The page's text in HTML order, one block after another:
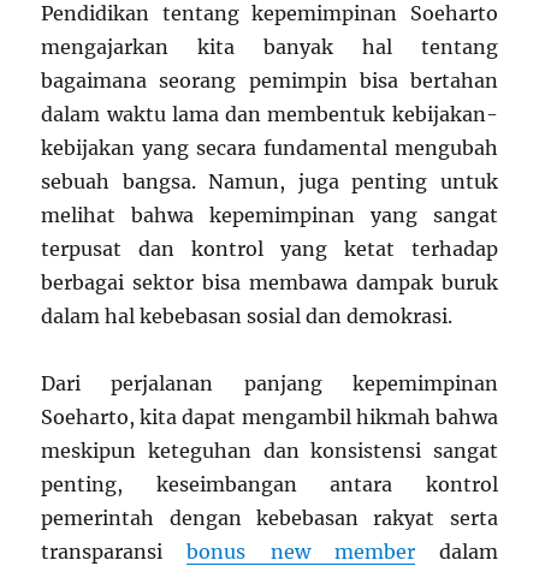
Pendidikan tentang kepemimpinan Soeharto
mengajarkan kita banyak hal tentang
bagaimana seorang pemimpin bisa bertahan
dalam waktu lama dan membentuk kebijakan-
kebijakan yang secara fundamental mengubah
sebuah bangsa. Namun, juga penting untuk
melihat bahwa kepemimpinan yang sangat
terpusat dan kontrol yang ketat terhadap
berbagai sektor bisa membawa dampak buruk
dalam hal kebebasan sosial dan demokrasi.
Dari perjalanan panjang kepemimpinan
Soeharto, kita dapat mengambil hikmah bahwa
meskipun keteguhan dan konsistensi sangat
penting, keseimbangan antara kontrol
pemerintah dengan kebebasan rakyat serta
transparansibonus new memberdalam